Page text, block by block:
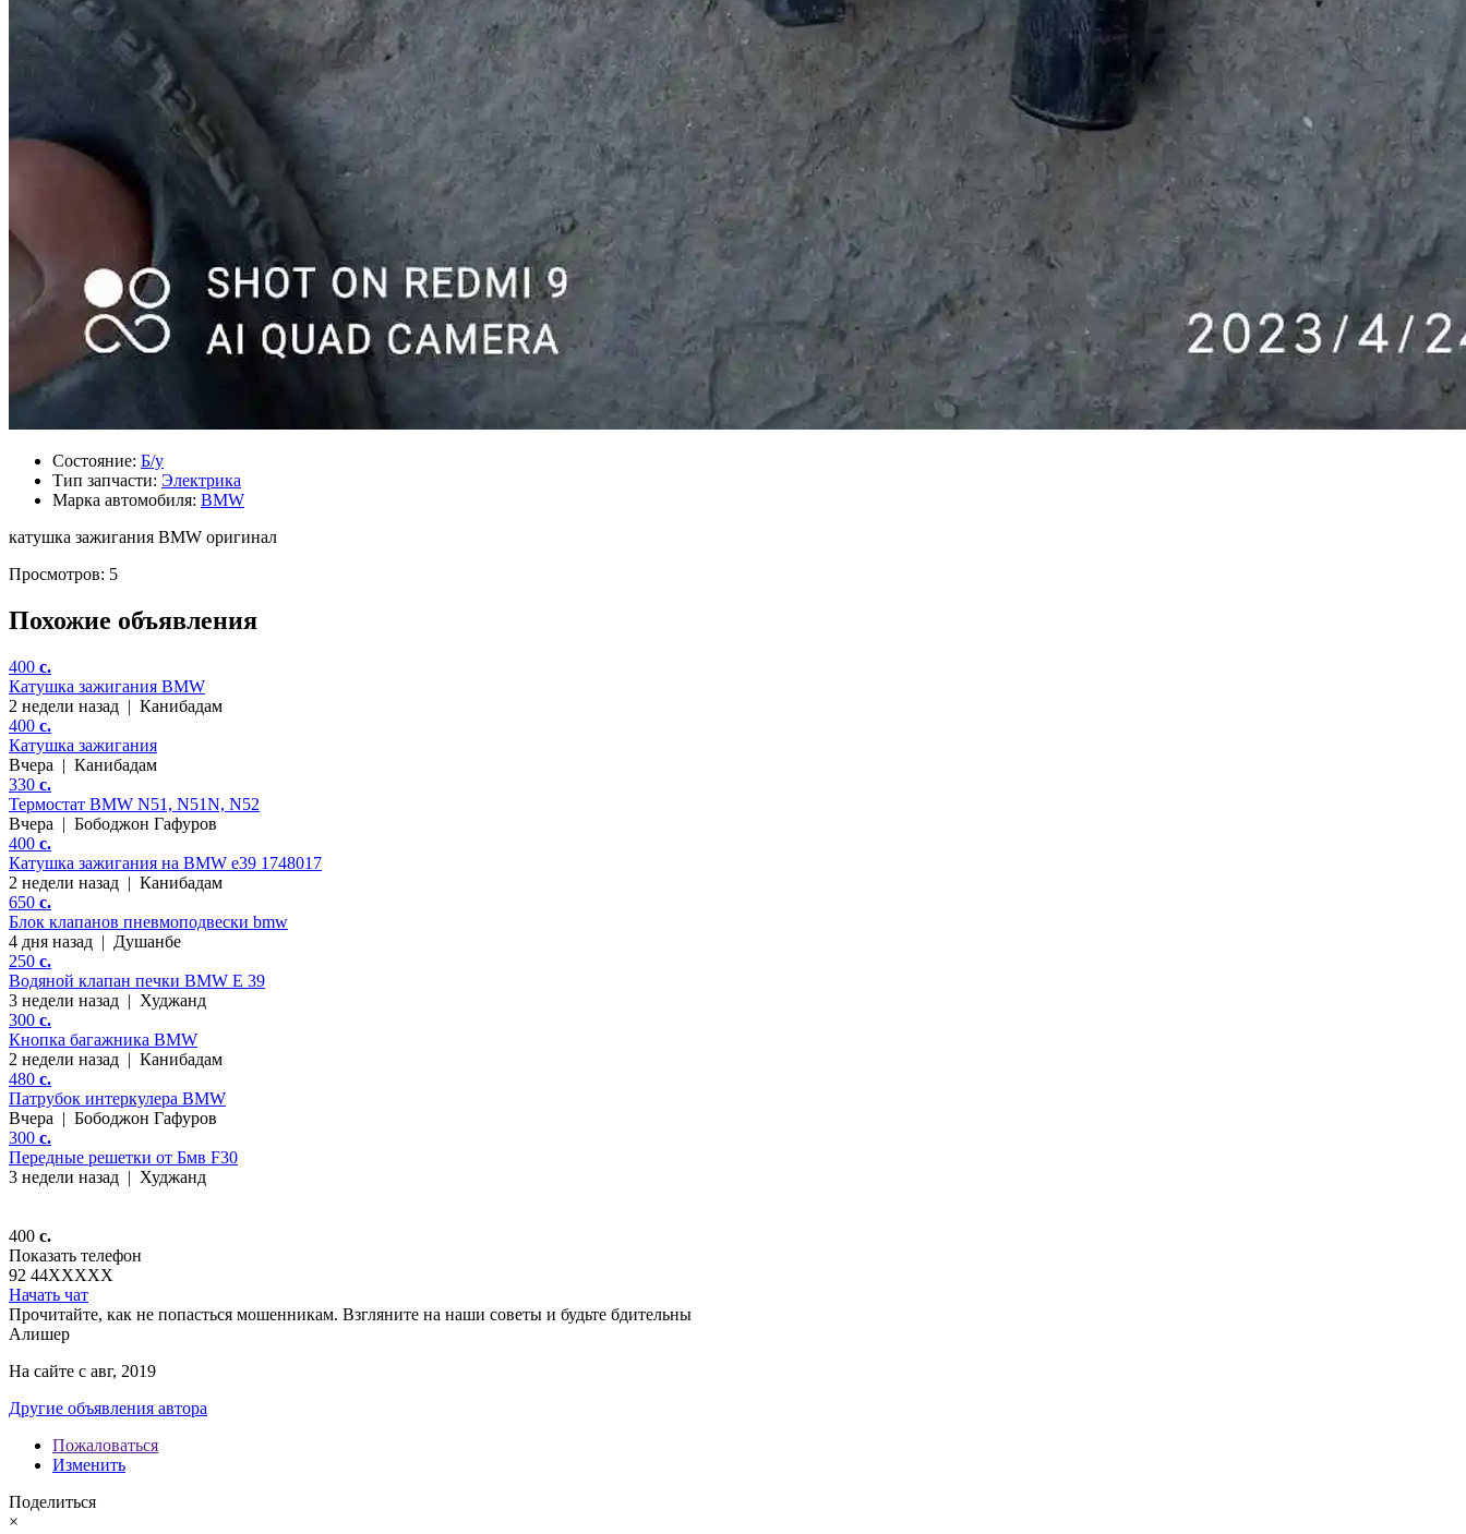
Состояние: Б/у
Тип запчасти: Электрика
Марка автомобиля: BMW
катушка зажигания BMW оригинал
Просмотров: 5
Похожие объявления
400 c.
Катушка зажигания BMW
2 недели назад | Канибадам
400 c.
Катушка зажигания
Вчера | Канибадам
330 c.
Термостат BMW N51, N51N, N52
Вчера | Бободжон Гафуров
400 c.
Катушка зажигания на BMW e39 1748017
2 недели назад | Канибадам
650 c.
Блок клапанов пневмоподвески bmw
4 дня назад | Душанбе
250 c.
Водяной клапан печки BMW Е 39
3 недели назад | Худжанд
300 c.
Кнопка багажника BMW
2 недели назад | Канибадам
480 c.
Патрубок интеркулера BMW
Вчера | Бободжон Гафуров
300 c.
Передные решетки от Бмв F30
3 недели назад | Худжанд
400 c.
Показать телефон
92 44XXXXX
Начать чат
Прочитайте, как не попасться мошенникам. Взгляните на наши советы и будьте бдительны
Алишер
На сайте с авг, 2019
Другие объявления автора
Пожаловаться
Изменить
Поделиться
×